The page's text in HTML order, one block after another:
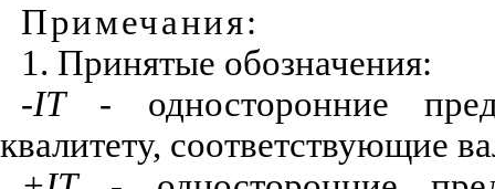
Примечания:
1. Принятые обозначения:
-IT -
односторонние
квалитету, соответствующие